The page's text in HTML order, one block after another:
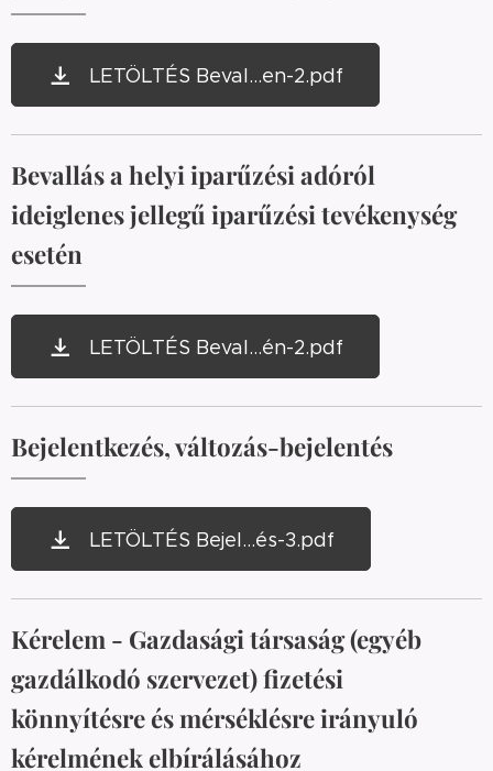
LETÖLTÉS Beval...en-2.pdf
Bevallás a helyi iparűzési adóról
ideiglenes jellegű iparűzési tevékenység
esetén
LETÖLTÉS Beval...én-2.pdf
Bejelentkezés, változás-bejelentés
LETÖLTÉS Bejel...és-3.pdf
Kérelem - Gazdasági társaság (egyéb
gazdálkodó szervezet) fizetési
könnyítésre és mérséklésre irányuló
kérelmének elbírálásához